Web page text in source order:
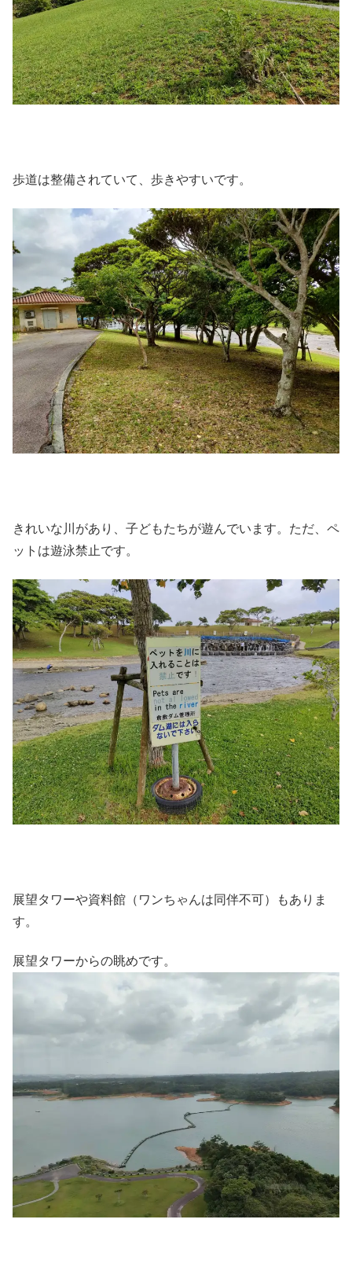
歩道は整備されていて、歩きやすいです。
きれいな川があり、子どもたちが遊んでいます。ただ、ペ
ットは遊泳禁止です。
展望タワーや資料館（ワンちゃんは同伴不可）もありま
す。
展望タワーからの眺めです。